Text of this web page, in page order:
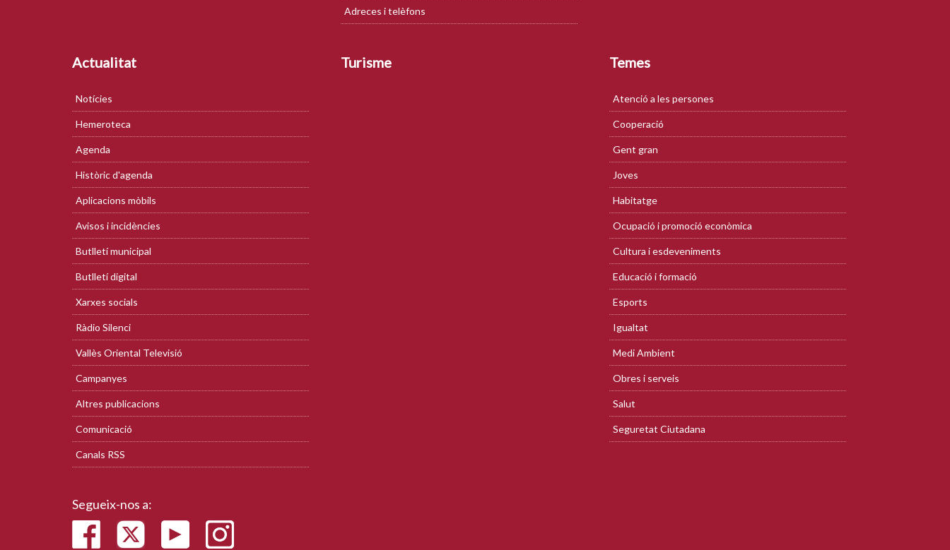
Adreces i telèfons
Actualitat
Notícies
Hemeroteca
Agenda
Històric d'agenda
Aplicacions mòbils
Avisos i incidències
Butlletí municipal
Butlletí digital
Xarxes socials
Ràdio Silenci
Vallès Oriental Televisió
Campanyes
Altres publicacions
Comunicació
Canals RSS
Turisme Temes
Atenció a les persones
Cooperació
Gent gran
Joves
Habitatge
Ocupació i promoció econòmica
Cultura i esdeveniments
Educació i formació
Esports
Igualtat
Medi Ambient
Obres i serveis
Salut
Seguretat Ciutadana
Segueix-nos a: